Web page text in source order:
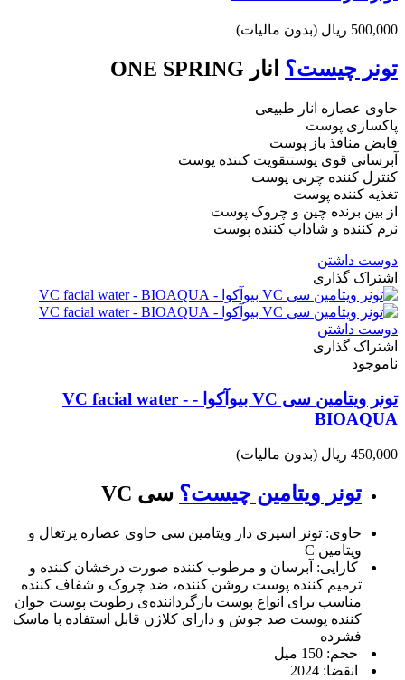
500,000 ریال (بدون مالیات)
تونر چیست؟ انار ONE SPRING
حاوی عصاره انار طبیعی
پاکسازی پوست
قابض منافذ باز پوست
آبرسانی قوی پوستتقویت کننده پوست
کنترل کننده چربی پوست
تغذیه کننده پوست
از بین برنده چین و چروک پوست
نرم کننده و شاداب کننده پوست
دوست داشتن
اشتراک گذاری
دوست داشتن
اشتراک گذاری
ناموجود
تونر ویتامین سی VC بیوآکوا - VC facial water -
BIOAQUA
450,000 ریال (بدون مالیات)
تونر ویتامین چیست؟ سی VC
حاوی: تونر اسپری دار ویتامین سی حاوی عصاره پرتغال و
ویتامین C
کارایی: آبرسان و مرطوب کننده صورت درخشان کننده و
ترمیم کننده پوست روشن کننده، ضد چروک و شفاف کننده
مناسب برای انواع پوست بازگرداننده‌ی رطوبت پوست جوان
کننده پوست ضد جوش و دارای کلاژن قابل استفاده با ماسک
فشرده
حجم: 150 میل
انقضا: 2024